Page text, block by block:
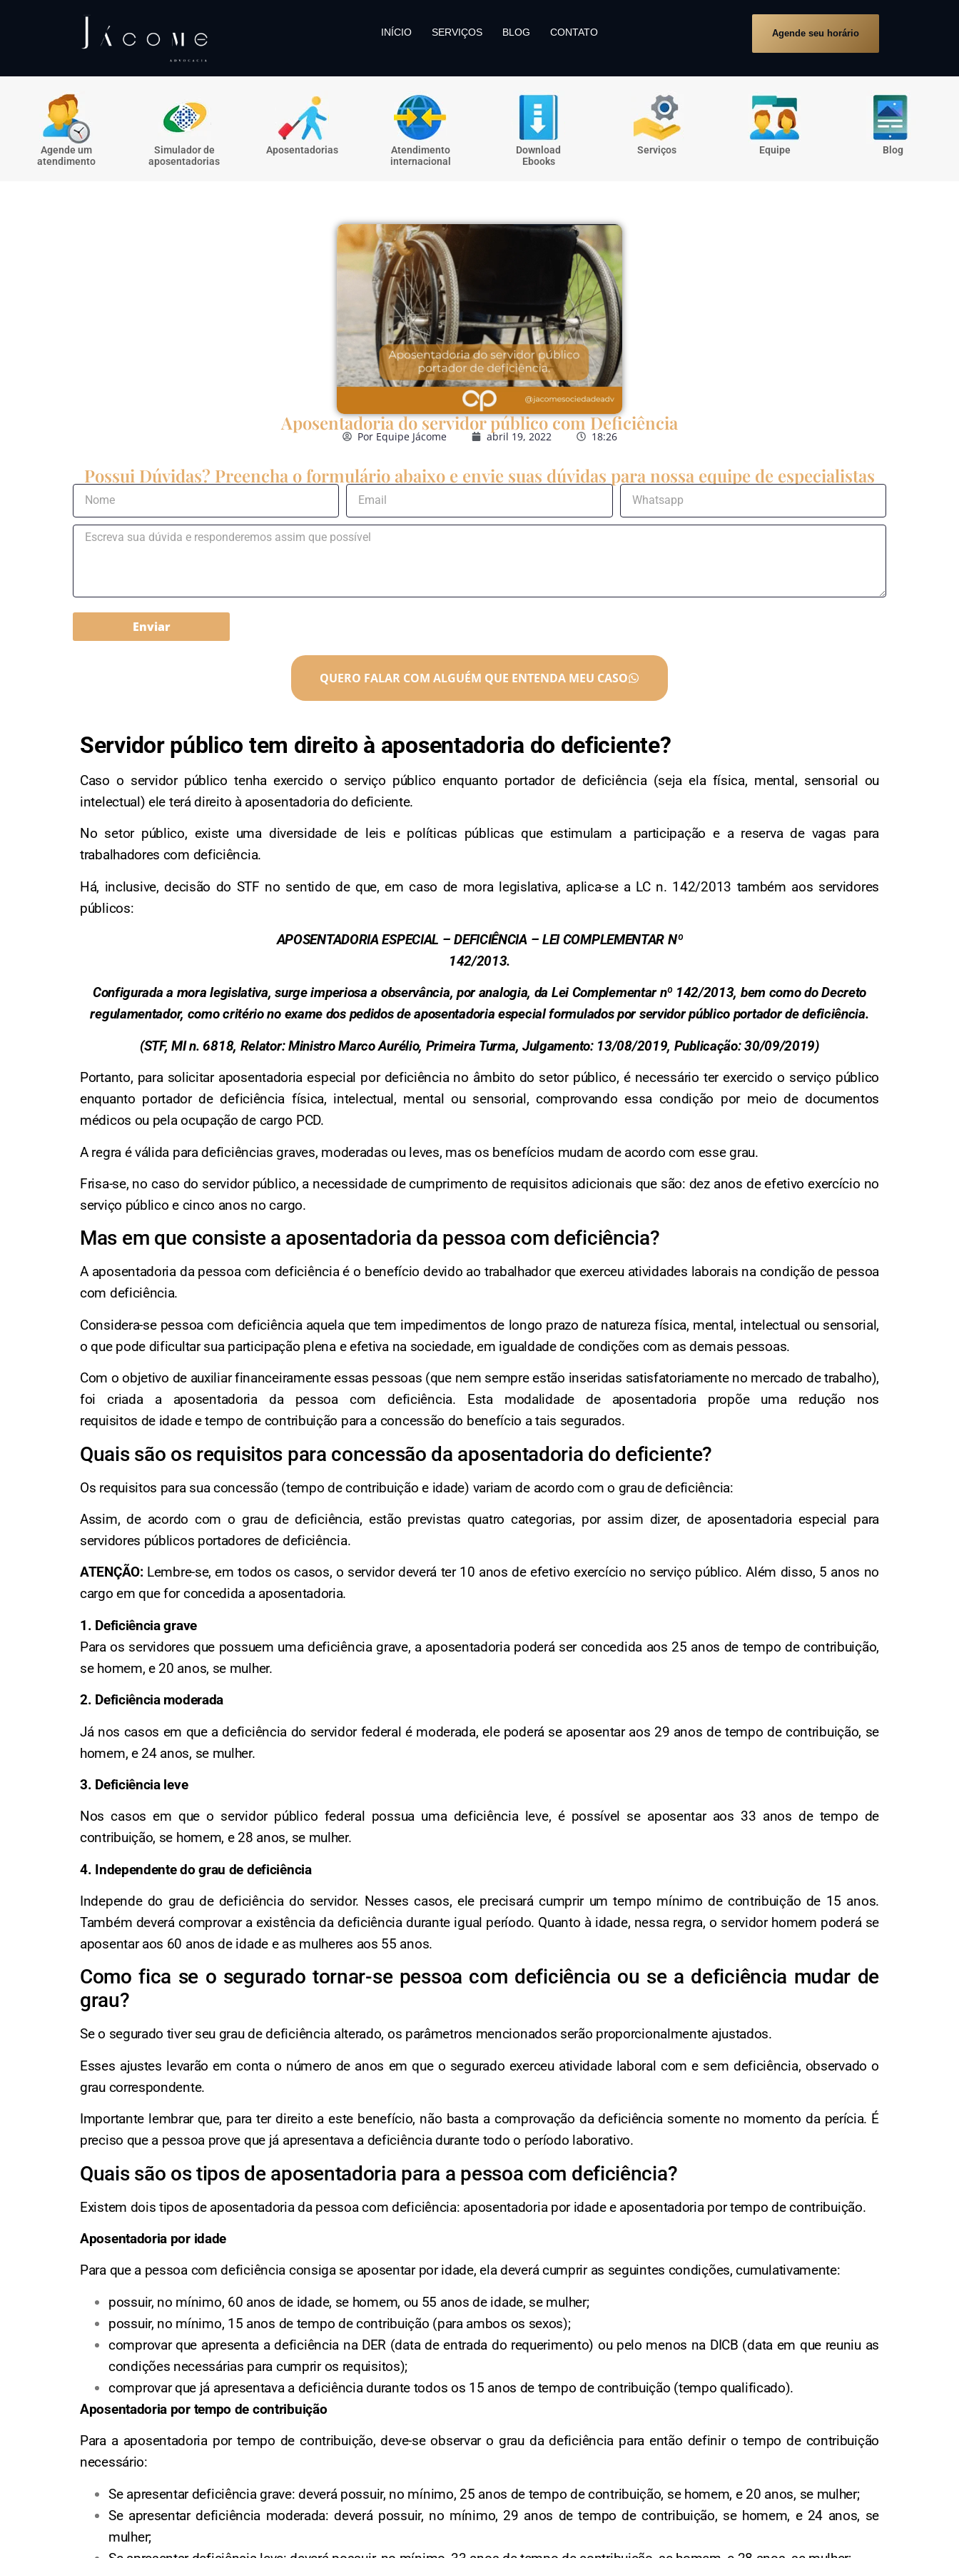
INÍCIO SERVIÇOS BLOG CONTATO Agende seu horário
Agende um
atendimento
Simulador de
aposentadorias
Aposentadorias
Atendimento
internacional
Download
Ebooks
Serviços Equipe Blog
Aposentadoria do servidor público com Deficiência
PorEquipe Jácome abril 19, 2022 18:26
Possui Dúvidas? Preencha o formulário abaixo e envie suas dúvidas para nossa equipe de especialistas
Enviar
QUERO FALAR COM ALGUÉM QUE ENTENDA MEU CASO
Servidor público tem direito à aposentadoria do deficiente?
Caso o servidor público tenha exercido o serviço público enquanto portador de deficiência (seja ela física, mental, sensorial ou
intelectual) ele terá direito à aposentadoria do deficiente.
No setor público, existe uma diversidade de leis e políticas públicas que estimulam a participação e a reserva de vagas para
trabalhadores com deficiência.
Há, inclusive, decisão do STF no sentido de que, em caso de mora legislativa, aplica-se a LC n. 142/2013 também aos servidores
públicos:
APOSENTADORIA ESPECIAL – DEFICIÊNCIA – LEI COMPLEMENTAR Nº
142/2013.
Configurada a mora legislativa, surge imperiosa a observância, por analogia, da Lei Complementar nº 142/2013, bem como do Decreto
regulamentador, como critério no exame dos pedidos de aposentadoria especial formulados por servidor público portador de deficiência.
(STF, MI n. 6818, Relator: Ministro Marco Aurélio, Primeira Turma, Julgamento: 13/08/2019, Publicação: 30/09/2019)
Portanto, para solicitar aposentadoria especial por deficiência no âmbito do setor público, é necessário ter exercido o serviço público
enquanto portador de deficiência física, intelectual, mental ou sensorial, comprovando essa condição por meio de documentos
médicos ou pela ocupação de cargo PCD.
A regra é válida para deficiências graves, moderadas ou leves, mas os benefícios mudam de acordo com esse grau.
Frisa-se, no caso do servidor público, a necessidade de cumprimento de requisitos adicionais que são: dez anos de efetivo exercício no
serviço público e cinco anos no cargo.
Mas em que consiste a aposentadoria da pessoa com deficiência?
A aposentadoria da pessoa com deficiência é o benefício devido ao trabalhador que exerceu atividades laborais na condição de pessoa
com deficiência.
Considera-se pessoa com deficiência aquela que tem impedimentos de longo prazo de natureza física, mental, intelectual ou sensorial,
o que pode dificultar sua participação plena e efetiva na sociedade, em igualdade de condições com as demais pessoas.
Com o objetivo de auxiliar financeiramente essas pessoas (que nem sempre estão inseridas satisfatoriamente no mercado de trabalho),
foi criada a aposentadoria da pessoa com deficiência. Esta modalidade de aposentadoria propõe uma redução nos
requisitos de idade e tempo de contribuição para a concessão do benefício a tais segurados.
Quais são os requisitos para concessão da aposentadoria do deficiente?
Os requisitos para sua concessão (tempo de contribuição e idade) variam de acordo com o grau de deficiência:
Assim, de acordo com o grau de deficiência, estão previstas quatro categorias, por assim dizer, de aposentadoria especial para
servidores públicos portadores de deficiência.
ATENÇÃO:Lembre-se, em todos os casos, o servidor deverá ter 10 anos de efetivo exercício no serviço público. Além disso, 5 anos no
cargo em que for concedida a aposentadoria.
1. Deficiência grave
Para os servidores que possuem uma deficiência grave, a aposentadoria poderá ser concedida aos 25 anos de tempo de contribuição,
se homem, e 20 anos, se mulher.
2. Deficiência moderada
Já nos casos em que a deficiência do servidor federal é moderada, ele poderá se aposentar aos 29 anos de tempo de contribuição, se
homem, e 24 anos, se mulher.
3. Deficiência leve
Nos casos em que o servidor público federal possua uma deficiência leve, é possível se aposentar aos 33 anos de tempo de
contribuição, se homem, e 28 anos, se mulher.
4. Independente do grau de deficiência
Independe do grau de deficiência do servidor. Nesses casos, ele precisará cumprir um tempo mínimo de contribuição de 15 anos.
Também deverá comprovar a existência da deficiência durante igual período. Quanto à idade, nessa regra, o servidor homem poderá se
aposentar aos 60 anos de idade e as mulheres aos 55 anos.
Como fica se o segurado tornar-se pessoa com deficiência ou se a deficiência mudar de
grau?
Se o segurado tiver seu grau de deficiência alterado, os parâmetros mencionados serão proporcionalmente ajustados.
Esses ajustes levarão em conta o número de anos em que o segurado exerceu atividade laboral com e sem deficiência, observado o
grau correspondente.
Importante lembrar que, para ter direito a este benefício, não basta a comprovação da deficiência somente no momento da perícia. É
preciso que a pessoa prove que já apresentava a deficiência durante todo o período laborativo.
Quais são os tipos de aposentadoria para a pessoa com deficiência?
Existem dois tipos de aposentadoria da pessoa com deficiência: aposentadoria por idade e aposentadoria por tempo de contribuição.
Aposentadoria por idade
Para que a pessoa com deficiência consiga se aposentar por idade, ela deverá cumprir as seguintes condições, cumulativamente:
possuir, no mínimo, 60 anos de idade, se homem, ou 55 anos de idade, se mulher;
possuir, no mínimo, 15 anos de tempo de contribuição (para ambos os sexos);
comprovar que apresenta a deficiência na DER (data de entrada do requerimento) ou pelo menos na DICB (data em que reuniu as
condições necessárias para cumprir os requisitos);
comprovar que já apresentava a deficiência durante todos os 15 anos de tempo de contribuição (tempo qualificado).
Aposentadoria por tempo de contribuição
Para a aposentadoria por tempo de contribuição, deve-se observar o grau da deficiência para então definir o tempo de contribuição
necessário:
Se apresentar deficiência grave: deverá possuir, no mínimo, 25 anos de tempo de contribuição, se homem, e 20 anos, se mulher;
Se apresentar deficiência moderada: deverá possuir, no mínimo, 29 anos de tempo de contribuição, se homem, e 24 anos, se
mulher;